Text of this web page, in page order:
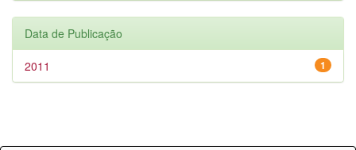
Data de Publicação
1
2011